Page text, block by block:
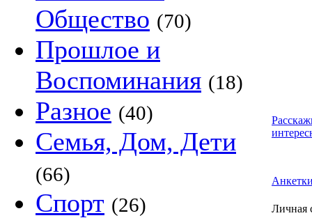
Общество (70)
Прошлое и
Воспоминания (18)
Разное (40)
Семья, Дом, Дети
(66)
Спорт (26) Личная